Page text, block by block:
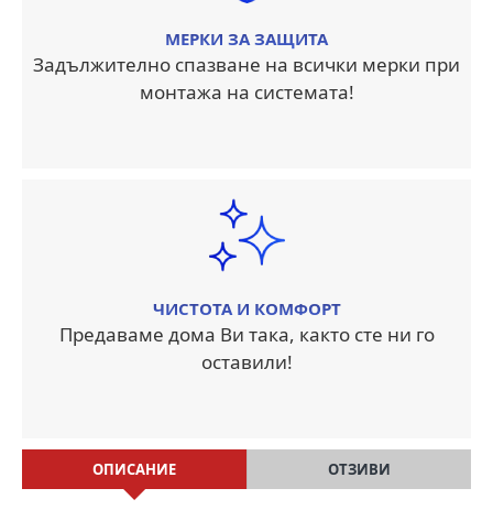
МЕРКИ ЗА ЗАЩИТА
Задължително спазване на всички мерки при
монтажа на системата!
ЧИСТОТА И КОМФОРТ
Предаваме дома Ви така, както сте ни го
оставили!
ОПИСАНИЕ ОТЗИВИ